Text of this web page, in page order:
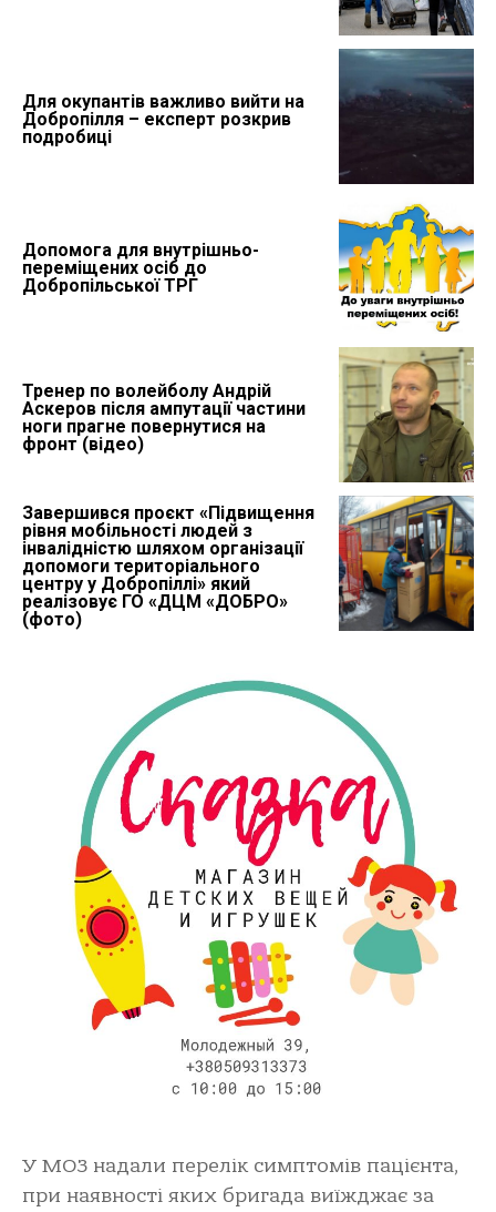
Для окупантів важливо вийти на
Добропілля – експерт розкрив
подробиці
Допомога для внутрішньо-
переміщених осіб до
Добропільської ТРГ
Тренер по волейболу Андрій
Аскеров після ампутації частини
ноги прагне повернутися на
фронт (відео)
Завершився проєкт «Підвищення
рівня мобільності людей з
інвалідністю шляхом організації
допомоги територіального
центру у Добропіллі» який
реалізовує ГО «ДЦМ «ДОБРО»
(фото)
У МОЗ надали перелік симптомів пацієнта,
при наявності яких бригада виїжджає за